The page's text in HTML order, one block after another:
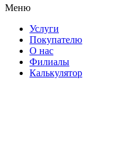
Меню
Услуги
Покупателю
О нас
Филиалы
Калькулятор